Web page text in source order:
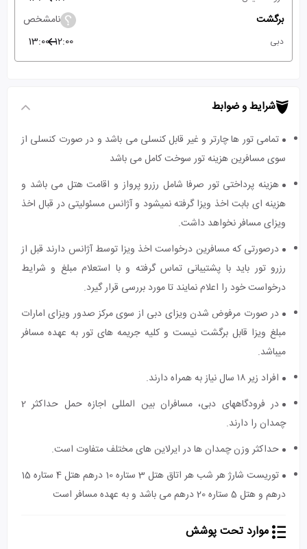
برگشت
نامشخص
دبی 12:00
13:00
شرایط و ضوابط
تمامی تور ها چارتر و غیر قابل کنسلی می باشد و در صورت کنسلی از
سوی مسافرین هزینه تور سوخت کامل می باشد
هزینه پرداختی تور صرفا شامل رزرو پرواز و اقامت هتل می باشد و
هزینه ای بابت اخذ ویزا گرفته نمیشود و آژانس مسئولیتی در قبال اخذ
ویزای مسافر نخواهد داشت.
درصورتی که مسافرین درخواست اخذ ویزا توسط آژانس دارند قبل از
رزرو تور باید با پشتیبانی تماس گرفته و با استعلام مبلغ و شرایط
درخواست خود را اعلام نمایند تا مورد بررسی قرار گیرد.
در صورت مرفوض شدن ویزای دبی از سوی مرکز صدور ویزای امارات
مبلغ ویزا قابل برگشت نیست و کلیه جریمه های تور به عهده مسافر
میباشد.
افراد زیر ۱۸ سال نیاز به همراه دارند.
در فرودگاه‎های دبی، مسافران بین المللی اجازه حمل حداکثر 2
چمدان را دارند.
حداکثر وزن چمدان ها در ایرلاین های مختلف متفاوت است.
توریست شارژ هر شب هر اتاق هتل 3 ستاره 10 درهم هتل 4 ستاره 15
درهم و هتل 5 ستاره 20 درهم می باشد و به عهده مسافر است
موارد تحت پوشش